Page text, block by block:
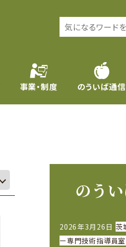
事業・制度 のういば通信
のう
2026年3月26日 茨
ー専門技術指導